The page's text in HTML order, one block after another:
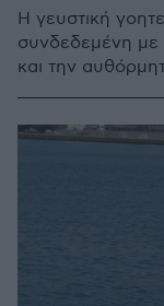
Η γευστική
συνδεδεμένη
και την